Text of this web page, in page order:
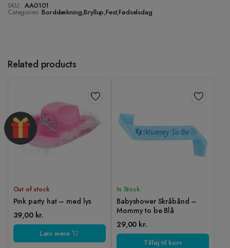
SKU: AA0101
Categories: Borddækning,Bryllup,Fest,Fødselsdag
Related products
Out of stock
Pink party hat – med lys
39,00 kr.
Læs mere
In Stock
Babyshower Skråbånd –
Mommy to be Blå
29,00 kr.
Tilføj til kurv